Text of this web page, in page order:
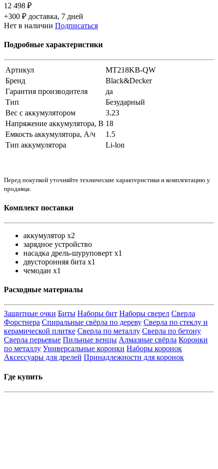
12 498 ₽
+300 ₽ доставка, 7 дней
Нет в наличии Подписаться
Подробные характеристики
Артикул
MT218KB-QW
Бренд
Black&Decker
Гарантия производителя
да
Тип
Безударный
Вес с аккумулятором
3.23
Напряжение аккумулятора, В 18
Емкость аккумулятора, А/ч
1.5
Тип аккумулятора
Li-lon
Перед покупкой уточняйте технические характеристики и комплектацию у
продавца.
Комплект поставки
аккумулятор x2
зарядное устройство
насадка дрель-шуруповерт x1
двусторонняя бита x1
чемодан x1
Расходные материалы
Защитные очки Биты Наборы бит Наборы сверел Сверла
Форстнера Спиральные свёрла по дереву Сверла по стеклу и
керамической плитке Сверла по металлу Сверла по бетону
Сверла перьевые Пильные венцы Алмазные свёрла Коронки
по металлу Универсальные коронки Наборы коронок
Аксессуары для дрелей Принадлежности для коронок
Где купить